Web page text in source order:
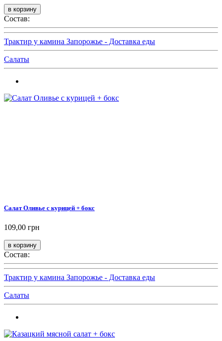
Состав:
Трактир у камина Запорожье - Доставка еды
Салаты
Салат Оливье с курицей + бокс
109,00 грн
Состав:
Трактир у камина Запорожье - Доставка еды
Салаты